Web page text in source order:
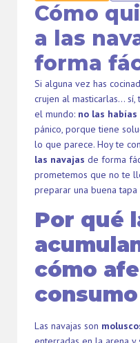
Cómo
a las
forma
Si alguna vez has
crujen al masticarlas…
el mundo: no las
pánico, porque tiene
lo que parece. Hoy te
las navajas de forma
prometemos que no te
preparar una buena
Por qué
cómo
consumo
Las navajas son